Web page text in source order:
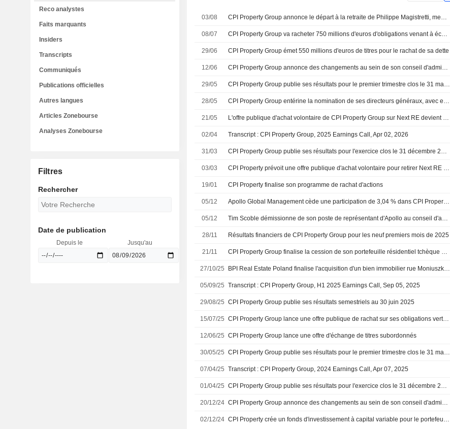
03/08 CPI Property Group annonce le départ à la retraite de Philippe Magistretti, membre non exécutif du conseil d'administration
08/07 CPI Property Group va racheter 750 millions d'euros d'obligations venant à échéance en 2027
29/06 CPI Property Group émet 550 millions d'euros de titres pour le rachat de sa dette
12/06 CPI Property Group annonce des changements au sein de son conseil d'administration
29/05 CPI Property Group publie ses résultats pour le premier trimestre clos le 31 mars 2026
28/05 CPI Property Group entérine la nomination de ses directeurs généraux, avec effet au 28 mai 2026
21/05 L'offre publique d'achat volontaire de CPI Property Group sur Next RE devient effective
02/04 Transcript : CPI Property Group, 2025 Earnings Call, Apr 02, 2026
31/03 CPI Property Group publie ses résultats pour l'exercice clos le 31 décembre 2025
03/03 CPI Property prévoit une offre publique d'achat volontaire pour retirer Next RE de la cote en Italie
19/01 CPI Property finalise son programme de rachat d'actions
05/12 Apollo Global Management cède une participation de 3,04 % dans CPI Property Group
05/12 Tim Scoble démissionne de son poste de représentant d'Apollo au conseil d'administration de CPI Property Group
28/11 Résultats financiers de CPI Property Group pour les neuf premiers mois de 2025
21/11 CPI Property Group finalise la cession de son portefeuille résidentiel tchèque à CPI Europe
27/10/25 BPI Real Estate Poland finalise l'acquisition d'un bien immobilier rue Moniuszki à Varsovie auprès de CPI Property Group
05/09/25 Transcript : CPI Property Group, H1 2025 Earnings Call, Sep 05, 2025
29/08/25 CPI Property Group publie ses résultats semestriels au 30 juin 2025
15/07/25 CPI Property Group lance une offre publique de rachat sur ses obligations vertes de 600 millions d'euros
12/06/25 CPI Property Group lance une offre d'échange de titres subordonnés
30/05/25 CPI Property Group publie ses résultats pour le premier trimestre clos le 31 mars 2025
07/04/25 Transcript : CPI Property Group, 2024 Earnings Call, Apr 07, 2025
01/04/25 CPI Property Group publie ses résultats pour l'exercice clos le 31 décembre 2024
20/12/24 CPI Property Group annonce des changements au sein de son conseil d'administration
02/12/24 CPI Property crée un fonds d'investissement à capital variable pour le portefeuille tchèque
Reco analystes
Faits marquants
Insiders
Transcripts
Communiqués
Publications officielles
Autres langues
Articles Zonebourse
Analyses Zonebourse
Filtres
Rechercher
Date de publication
Depuis le Jusqu'au